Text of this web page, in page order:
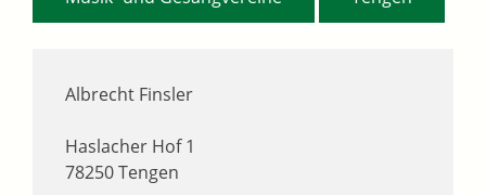
Albrecht Finsler
Haslacher Hof 1
78250Tengen